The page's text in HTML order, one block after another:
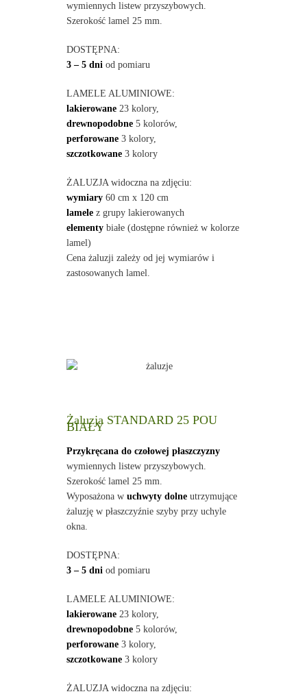
wymiennych listew przyszybowych.
Szerokość lamel 25 mm.
DOSTĘPNA:
3 – 5 dni od pomiaru
LAMELE ALUMINIOWE:
lakierowane23 kolory,
drewnopodobne5 kolorów,
perforowane3 kolory,
szczotkowane3 kolory
ŻALUZJA widoczna na zdjęciu:
wymiary60 cm x 120 cm
lamelez grupy lakierowanych
elementybiałe (dostępne również w kolorze
lamel)
Cena żaluzji zależy od jej wymiarów i
zastosowanych lamel.
Żaluzja STANDARD 25 POU
BIAŁY
Przykręcana do czołowej płaszczyzny
wymiennych listew przyszybowych.
Szerokość lamel 25 mm.
Wyposażona w uchwyty dolneutrzymujące
żaluzję w płaszczyźnie szyby przy uchyle
okna.
DOSTĘPNA:
3 – 5 dni od pomiaru
LAMELE ALUMINIOWE:
lakierowane23 kolory,
drewnopodobne5 kolorów,
perforowane3 kolory,
szczotkowane3 kolory
ŻALUZJA widoczna na zdjęciu: